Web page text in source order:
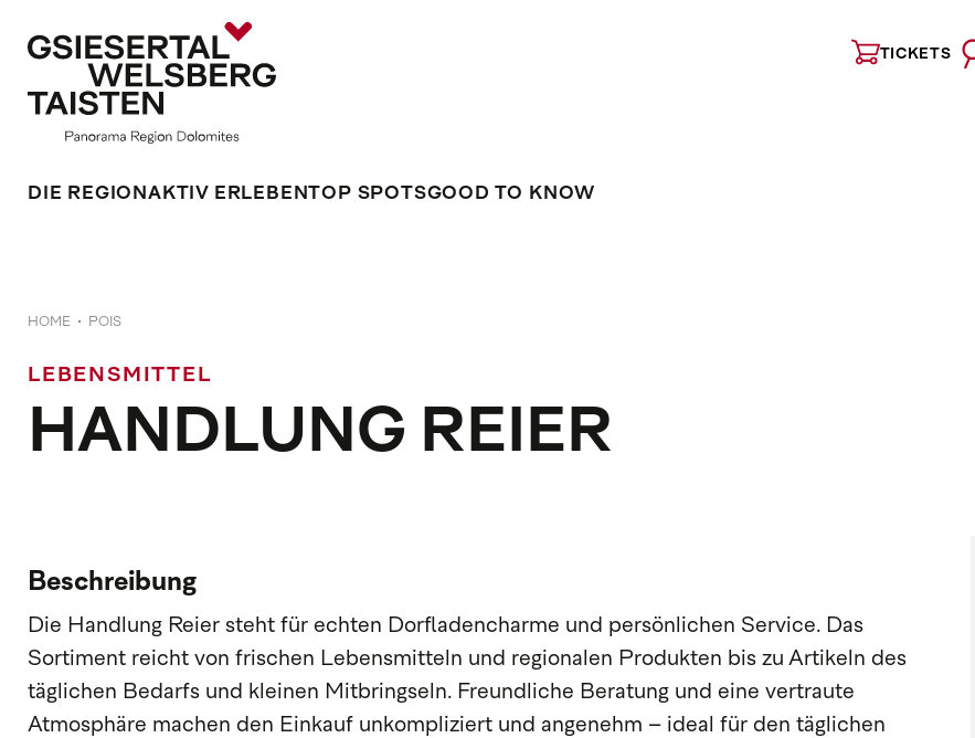
TICKETS
DIE REGION AKTIV ERLEBEN TOP SPOTSGOOD TO KNOW
HOME POIS
LEBENSMITTEL
HANDLUNG REIER
Beschreibung
Die Handlung Reier steht für echten Dorfladencharme und persönlichen Service. Das
Sortiment reicht von frischen Lebensmitteln und regionalen Produkten bis zu Artikeln des
täglichen Bedarfs und kleinen Mitbringseln. Freundliche Beratung und eine vertraute
Atmosphäre machen den Einkauf unkompliziert und angenehm – ideal für den täglichen